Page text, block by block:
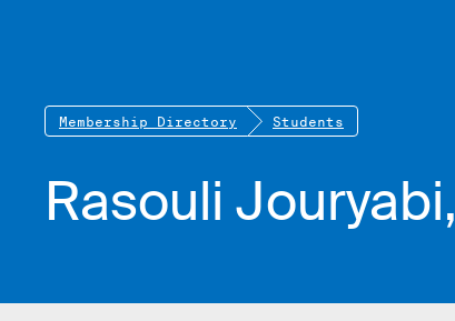
Membership Directory Students
Rasouli